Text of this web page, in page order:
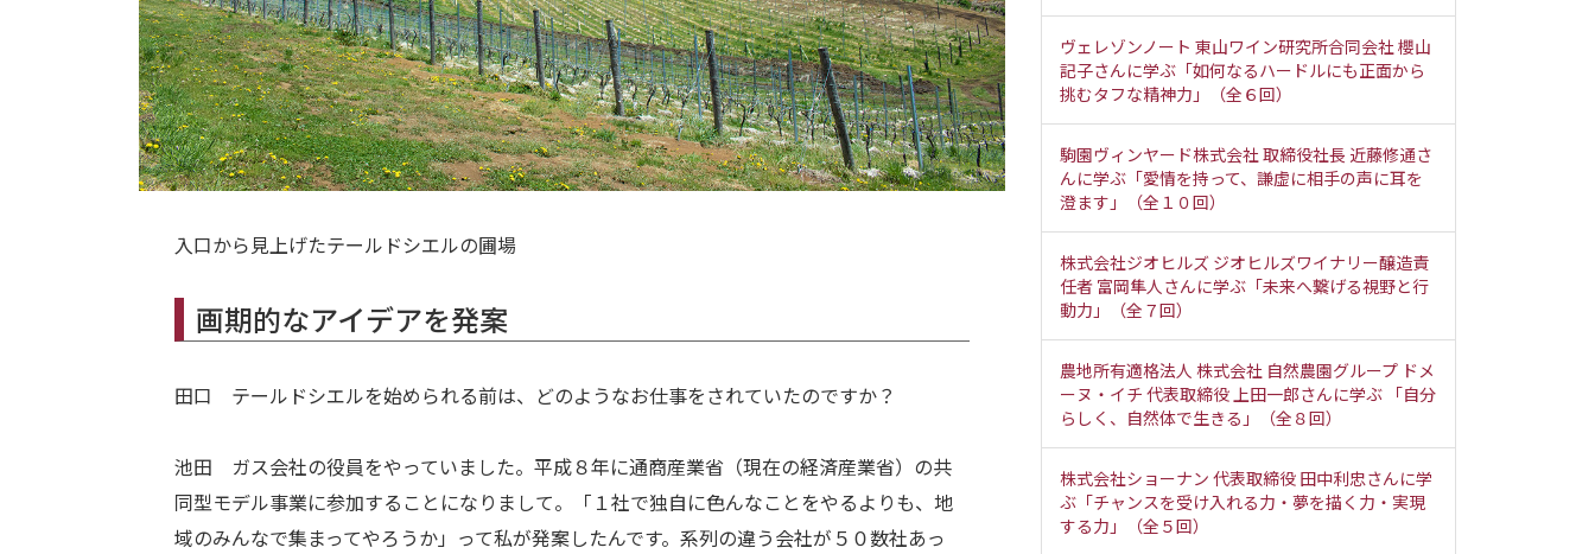
入口から見上げたテールドシエルの圃場
画期的なアイデアを発案
田口 テールドシエルを始められる前は、どのようなお仕事をされていたのですか？
池田 ガス会社の役員をやっていました。平成８年に通商産業省（現在の経済産業省）の共
同型モデル事業に参加することになりまして。「１社で独自に色んなことをやるよりも、地
域のみんなで集まってやろうか」って私が発案したんです。系列の違う会社が５０数社あっ
ヴェレゾンノート 東山ワイン研究所合同会社 櫻山
記子さんに学ぶ「如何なるハードルにも正面から
挑むタフな精神力」（全６回）
駒園ヴィンヤード株式会社 取締役社長 近藤修通さ
んに学ぶ「愛情を持って、謙虚に相手の声に耳を
澄ます」（全１０回）
株式会社ジオヒルズ ジオヒルズワイナリー醸造責
任者 富岡隼人さんに学ぶ「未来へ繋げる視野と行
動力」（全７回）
農地所有適格法人 株式会社 自然農園グループ ドメ
ーヌ・イチ 代表取締役 上田一郎さんに学ぶ 「自分
らしく、自然体で生きる」（全８回）
株式会社ショーナン 代表取締役 田中利忠さんに学
ぶ「チャンスを受け入れる力・夢を描く力・実現
する力」（全５回）